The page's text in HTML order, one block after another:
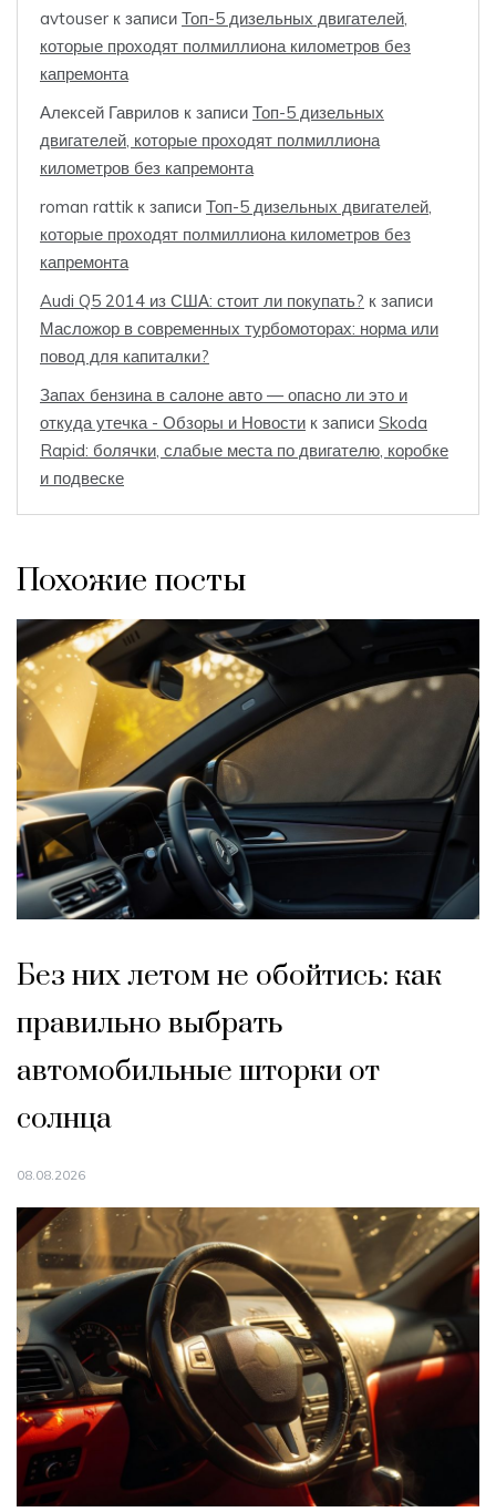
avtouser к записи Топ-5 дизельных двигателей,
которые проходят полмиллиона километров без
капремонта
Алексей Гаврилов к записи Топ-5 дизельных
двигателей, которые проходят полмиллиона
километров без капремонта
roman rattik к записи Топ-5 дизельных двигателей,
которые проходят полмиллиона километров без
капремонта
Audi Q5 2014 из США: стоит ли покупать? к записи
Масложор в современных турбомоторах: норма или
повод для капиталки?
Запах бензина в салоне авто — опасно ли это и
откуда утечка - Обзоры и Новости к записи Skoda
Rapid: болячки, слабые места по двигателю, коробке
и подвеске
Похожие посты
Без них летом не обойтись: как
правильно выбрать
автомобильные шторки от
солнца
08.08.2026